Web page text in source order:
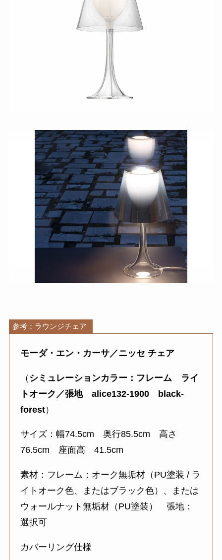
参考：ラウンジチェア
モーダ・エン・カーサ／ニッセ チェア
（ シミュレーションカラー：フレーム ライ
トオーク／張地 alice132-1900 black-
forest）
サイズ：幅74.5cm 奥行85.5cm 高さ
76.5cm 座面高 41.5cm
素材：フレーム：オーク無垢材（PU塗装 / ラ
イトオーク色、またはブラック色）、または
ウォールナット無垢材（PU塗装） 張地：
選択可
カバーリング仕様